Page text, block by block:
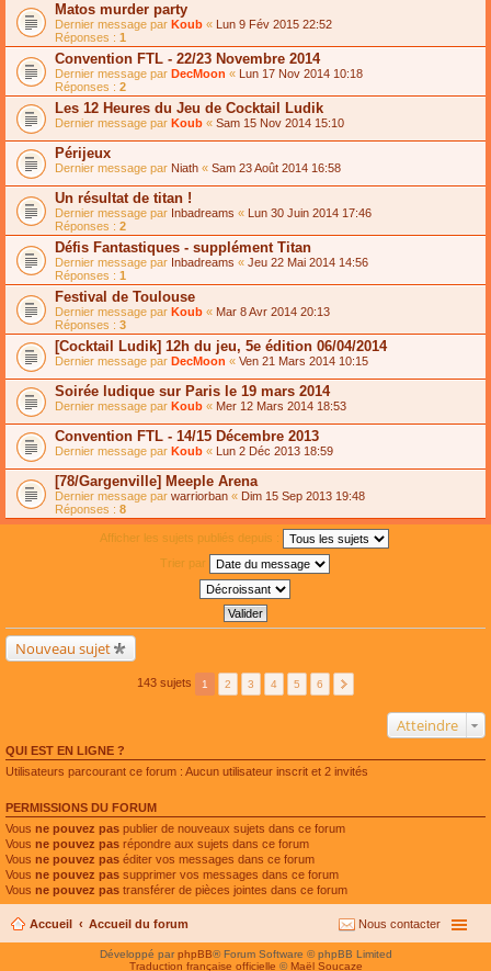
Matos murder party
Dernier message par Koub « Lun 9 Fév 2015 22:52
Réponses : 1
Convention FTL - 22/23 Novembre 2014
Dernier message par DecMoon « Lun 17 Nov 2014 10:18
Réponses : 2
Les 12 Heures du Jeu de Cocktail Ludik
Dernier message par Koub « Sam 15 Nov 2014 15:10
Périjeux
Dernier message par Niath « Sam 23 Août 2014 16:58
Un résultat de titan !
Dernier message par Inbadreams « Lun 30 Juin 2014 17:46
Réponses : 2
Défis Fantastiques - supplément Titan
Dernier message par Inbadreams « Jeu 22 Mai 2014 14:56
Réponses : 1
Festival de Toulouse
Dernier message par Koub « Mar 8 Avr 2014 20:13
Réponses : 3
[Cocktail Ludik] 12h du jeu, 5e édition 06/04/2014
Dernier message par DecMoon « Ven 21 Mars 2014 10:15
Soirée ludique sur Paris le 19 mars 2014
Dernier message par Koub « Mer 12 Mars 2014 18:53
Convention FTL - 14/15 Décembre 2013
Dernier message par Koub « Lun 2 Déc 2013 18:59
[78/Gargenville] Meeple Arena
Dernier message par warriorban « Dim 15 Sep 2013 19:48
Réponses : 8
Afficher les sujets publiés depuis :
Trier par
Nouveau sujet
143 sujets 1 2 3 4 5 6
Atteindre
QUI EST EN LIGNE ?
Utilisateurs parcourant ce forum : Aucun utilisateur inscrit et 2 invités
PERMISSIONS DU FORUM
Vous ne pouvez pas publier de nouveaux sujets dans ce forum
Vous ne pouvez pas répondre aux sujets dans ce forum
Vous ne pouvez pas éditer vos messages dans ce forum
Vous ne pouvez pas supprimer vos messages dans ce forum
Vous ne pouvez pas transférer de pièces jointes dans ce forum
Accueil Accueil du forum Nous contacter
Développé parphpBB® Forum Software © phpBB Limited
Traduction française officielle © Maël Soucaze